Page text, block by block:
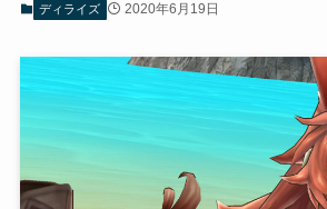
ディライズ 2020年6月19日